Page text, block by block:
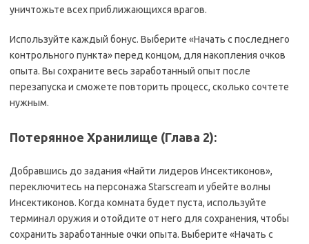
уничтожьте всех приближающихся врагов.
Используйте каждый бонус. Выберите «Начать с последнего
контрольного пункта» перед концом, для накопления очков
опыта. Вы сохраните весь заработанный опыт после
перезапуска и сможете повторить процесс, сколько сочтете
нужным.
Потерянное Хранилище (Глава 2):
Добравшись до задания «Найти лидеров Инсектиконов»,
переключитесь на персонажа Starscream и убейте волны
Инсектиконов. Когда комната будет пуста, используйте
терминал оружия и отойдите от него для сохранения, чтобы
сохранить заработанные очки опыта. Выберите «Начать с